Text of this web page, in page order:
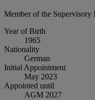
Member of the Supervisory
Year of Birth
1965
Nationality
German
Initial Appointment
May 2023
Appointed until
AGM 2027